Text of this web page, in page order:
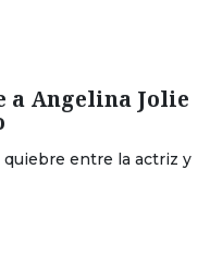
a Angelina Jolie
entre la actriz y